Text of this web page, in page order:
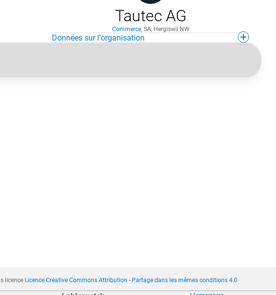
Tautec AG
Commerce, SA, Hergiswil NW
Données sur l'organisation
licence Licence Creative Commons Attribution - Partage dans les mêmes conditions 4.0